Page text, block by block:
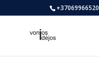
+37069966520